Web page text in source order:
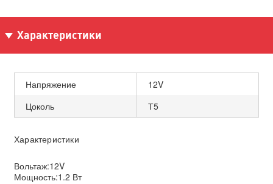
Характеристики
Напряжение
12V
Цоколь
Т5
Характеристики
Вольтаж:12V
Мощность:1.2 Вт